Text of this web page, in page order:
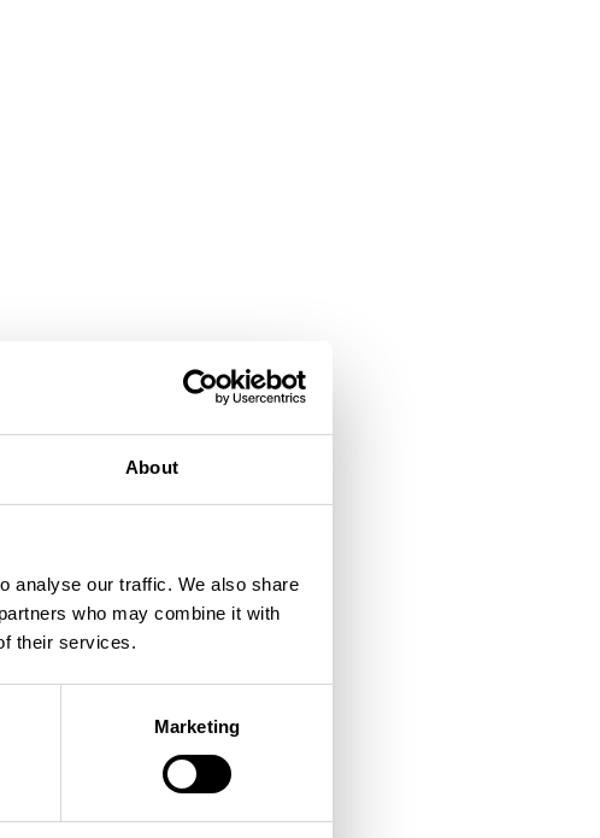
About
analyse our traffic. We also share
who may combine it with
their services.
Marketing